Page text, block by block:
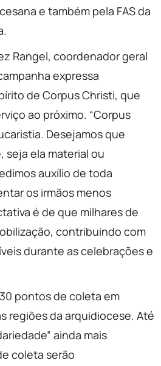
e também pela FAS da
Rangel, coordenador geral
expressa
de Corpus Christi, que
ao próximo. “Corpus
Desejamos que
seja ela material ou
auxílio de toda
os irmãos menos
é de que milhares de
contribuindo com
durante as celebrações e
pontos de coleta em
regiões da arquidiocese. Até
ainda mais
coleta serão